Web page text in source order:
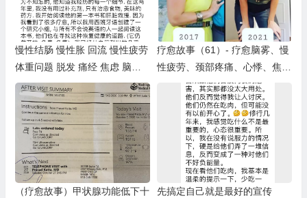
慢性结肠 慢性胀 回流 慢性疲劳
体重问题 脱发 痛经 焦虑 脑雾
食物过敏 鼻窦炎 脱水 Ins分享
文字
疗愈故事（61）- 疗愈脑雾、慢
性疲劳、颈部疼痛、心悸、焦虑
Healing Stories (61) – Neck Pa
（疗愈故事）甲状腺功能低下十
先搞定自己就是最好的宣传